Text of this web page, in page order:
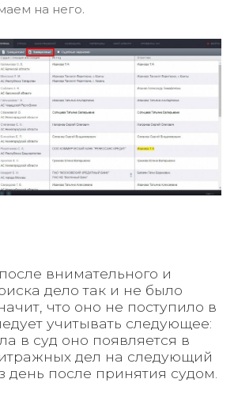
на него.
внимательного и
дело так и не было
что оно не поступило в
учитывать следующее:
в суд оно появляется в
дел на следующий
день после принятия судом.